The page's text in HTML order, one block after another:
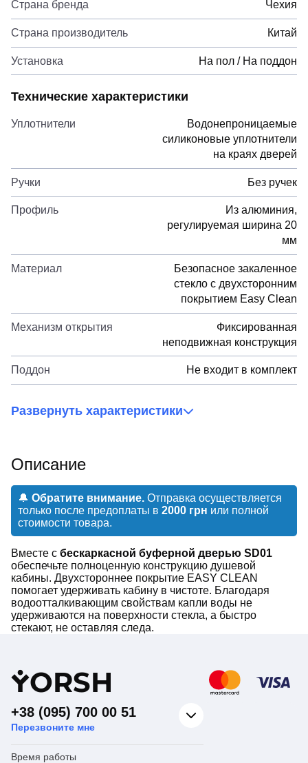
Страна бренда Чехия
Страна производитель Китай
Установка На пол / На поддон
Технические характеристики
Уплотнители
Водонепроницаемые
силиконовые уплотнители
на краях дверей
Ручки Без ручек
Профиль
Из алюминия,
регулируемая ширина 20
мм
Материал
Безопасное закаленное
стекло с двухсторонним
покрытием Easy Clean
Механизм открытия
Фиксированная
неподвижная конструкция
Поддон Не входит в комплект
Развернуть характеристики
Описание
🔔 Обратите внимание. Отправка осуществляется
только после предоплаты в 2000 грн или полной
стоимости товара.
Вместе с бескаркасной буферной дверью SD01
обеспечьте полноценную конструкцию душевой
кабины. Двухстороннее покрытие EASY CLEAN
помогает удерживать кабину в чистоте. Благодаря
водоотталкивающим свойствам капли воды не
удерживаются на поверхности стекла, а быстро
стекают, не оставляя следа.
YORSH
+38 (095) 700 00 51
Перезвоните мне
Время работы